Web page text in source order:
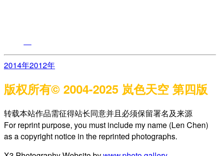
2014年2012年
版权所有© 2004-2025 岚色天空 第四版
转载本站作品需征得站长同意并且必须保留署名及来源
For reprint purpose, you must include my name (Len Chen)
as a copyright notice in the reprinted photographs.